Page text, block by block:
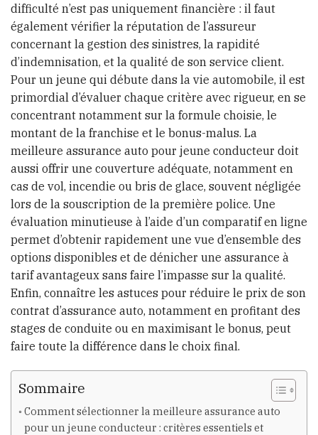
difficulté n’est pas uniquement financière : il faut
également vérifier la réputation de l’assureur
concernant la gestion des sinistres, la rapidité
d’indemnisation, et la qualité de son service client.
Pour un jeune qui débute dans la vie automobile, il est
primordial d’évaluer chaque critère avec rigueur, en se
concentrant notamment sur la formule choisie, le
montant de la franchise et le bonus-malus. La
meilleure assurance auto pour jeune conducteur doit
aussi offrir une couverture adéquate, notamment en
cas de vol, incendie ou bris de glace, souvent négligée
lors de la souscription de la première police. Une
évaluation minutieuse à l’aide d’un comparatif en ligne
permet d’obtenir rapidement une vue d’ensemble des
options disponibles et de dénicher une assurance à
tarif avantageux sans faire l’impasse sur la qualité.
Enfin, connaître les astuces pour réduire le prix de son
contrat d’assurance auto, notamment en profitant des
stages de conduite ou en maximisant le bonus, peut
faire toute la différence dans le choix final.
Sommaire
Comment sélectionner la meilleure assurance auto
pour un jeune conducteur : critères essentiels et